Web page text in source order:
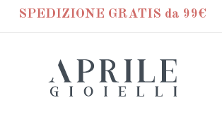
SPEDIZIONE GRATIS da 99€